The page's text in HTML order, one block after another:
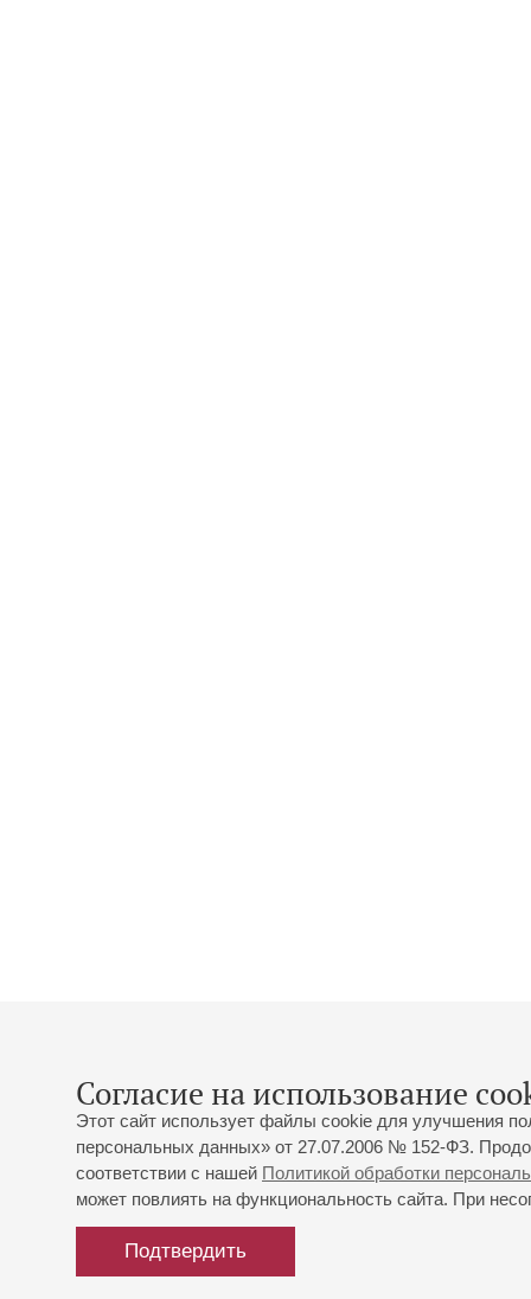
Согласие на использование
Этот сайт использует файлы cookie для улучшения
персональных данных» от 27.07.2006 № 152-ФЗ.
соответствии с нашей Политикой обработки
может повлиять на функциональность сайта. При
Подтвердить